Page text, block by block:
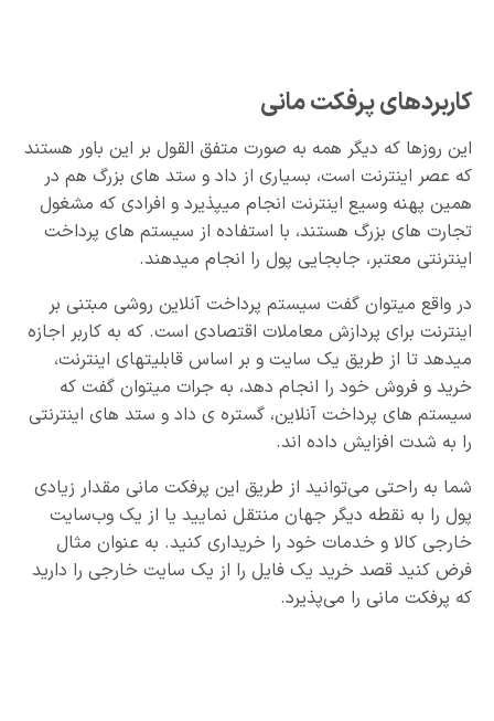
کاربردهای پرفکت مانی
این روزها که دیگر همه به صورت متفق القول بر این باور هستند
که عصر اینترنت است، بسیاری از داد و ستد های بزرگ هم در
همین پهنه وسیع اینترنت انجام میپذیرد و افرادی که مشغول
تجارت های بزرگ هستند، با استفاده از سیستم های پرداخت
اینترنتی معتبر، جابجایی پول را انجام میدهند.
در واقع میتوان گفت سیستم پرداخت آنلاین روشی مبتنی بر
اینترنت برای پردازش معاملات اقتصادی است. که به کاربر اجازه
میدهد تا از طریق یک سایت و بر اساس قابلیتهای اینترنت،
خرید و فروش خود را انجام دهد، به جرات میتوان گفت که
سیستم های پرداخت آنلاین، گستره ی داد و ستد های اینترنتی
را به شدت افزایش داده اند.
شما به راحتی می‌توانید از طریق این پرفکت مانی مقدار زیادی
پول را به نقطه دیگر جهان منتقل نمایید یا از یک وب‌سایت
خارجی کالا و خدمات خود را خریداری کنید. به عنوان مثال
فرض کنید قصد خرید یک فایل را از یک سایت خارجی را دارید
که پرفکت مانی را می‌پذیرد.